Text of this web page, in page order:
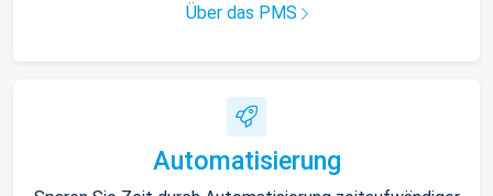
Über das PMS
Automatisierung